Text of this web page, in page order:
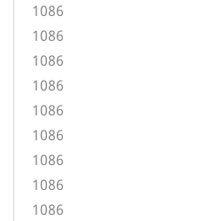
1086
1086
1086
1086
1086
1086
1086
1086
1086